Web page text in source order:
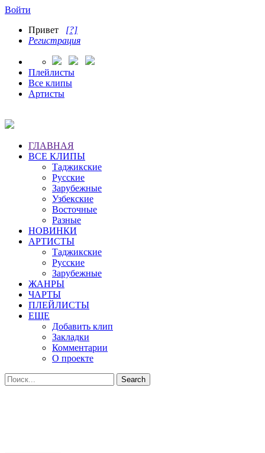
Войти
Привет [?]
Регистрация
Плейлисты
Все клипы
Артисты
ГЛАВНАЯ
ВСЕ КЛИПЫ
Таджикские
Русские
Зарубежные
Узбекские
Восточные
Разные
НОВИНКИ
АРТИСТЫ
Таджикские
Русские
Зарубежные
ЖАНРЫ
ЧАРТЫ
ПЛЕЙЛИСТЫ
ЕЩЕ
Добавить клип
Закладки
Комментарии
О проекте